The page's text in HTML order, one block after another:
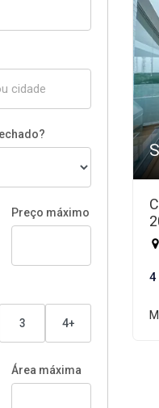
Preço máximo
3 4+
Área máxima
4